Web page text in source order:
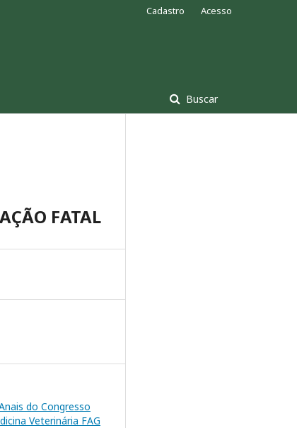
Buscar
Cadastro Acesso
FATAL
do Congresso
Veterinária FAG